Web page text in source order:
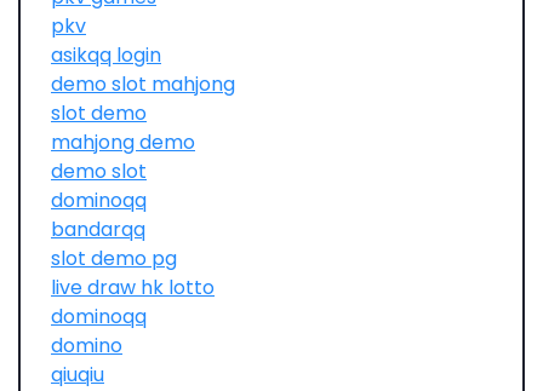
pkv
asikqq login
demo slot mahjong
slot demo
mahjong demo
demo slot
dominoqq
bandarqq
slot demo pg
live draw hk lotto
dominoqq
domino
qiuqiu